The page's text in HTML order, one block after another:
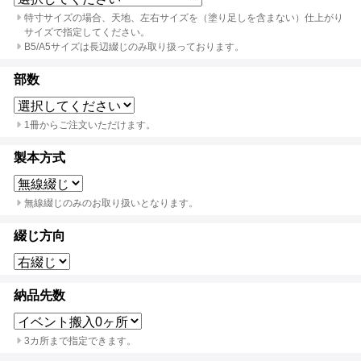
特寸サイズの場合、天地、左右サイズを（塗り足しを含まない）仕上がり
サイズで指定してください。
B5/A5サイズは長辺綴じのみ取り扱っております。
部数
1冊からご注文いただけます。
製本方式
無線綴じのみのお取り扱いとなります。
綴じ方向
納品先数
3カ所まで指定できます。